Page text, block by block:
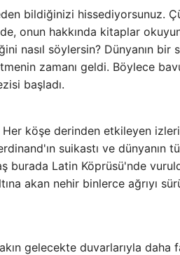
bildiğinizi hissediyorsunuz.
onun hakkında kitaplar
nasıl söylersin? Dünyanın bir
zamanı geldi. Böylece
başladı.
köşe derinden etkileyen
suikastı ve
burada Latin Köprüsü'nde
akan nehir binlerce ağrıyı
gelecekte duvarlarıyla daha